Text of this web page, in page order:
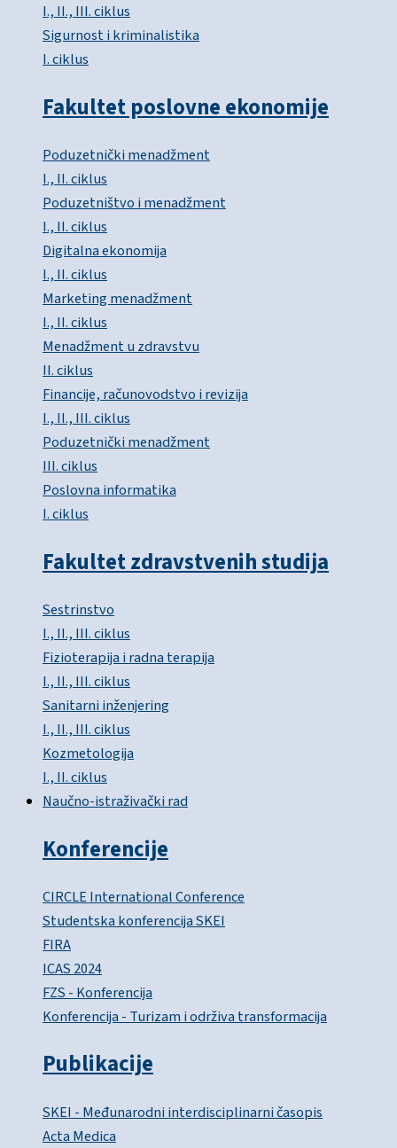
I., II., III. ciklus
Sigurnost i kriminalistika
I. ciklus
Fakultet poslovne ekonomije
Poduzetnički menadžment
I., II. ciklus
Poduzetništvo i menadžment
I., II. ciklus
Digitalna ekonomija
I., II. ciklus
Marketing menadžment
I., II. ciklus
Menadžment u zdravstvu
II. ciklus
Financije, računovodstvo i revizija
I., II., III. ciklus
Poduzetnički menadžment
III. ciklus
Poslovna informatika
I. ciklus
Fakultet zdravstvenih studija
Sestrinstvo
I., II., III. ciklus
Fizioterapija i radna terapija
I., II., III. ciklus
Sanitarni inženjering
I., II., III. ciklus
Kozmetologija
I., II. ciklus
Naučno-istraživački rad
Konferencije
CIRCLE International Conference
Studentska konferencija SKEI
FIRA
ICAS 2024
FZS - Konferencija
Konferencija - Turizam i održiva transformacija
Publikacije
SKEI - Međunarodni interdisciplinarni časopis
Acta Medica